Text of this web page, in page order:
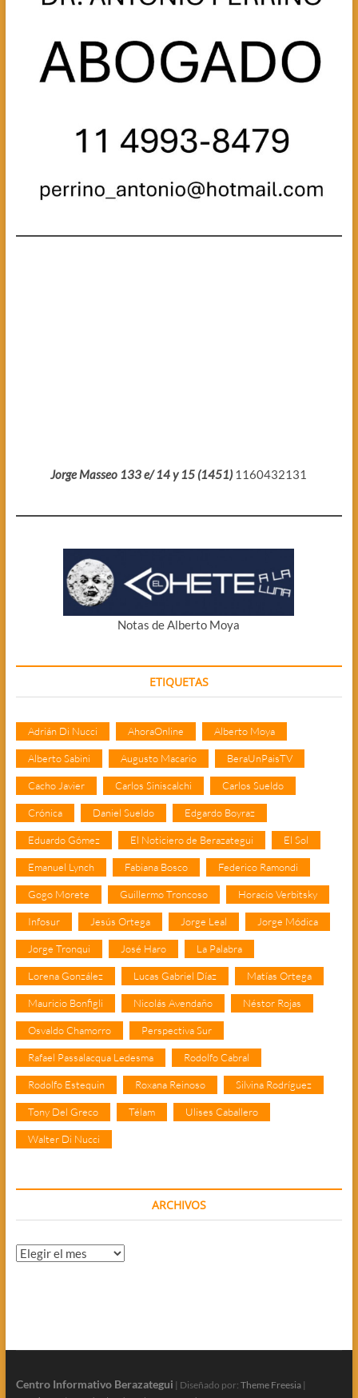
Jorge Masseo 133 e/ 14 y 15 (1451) 1160432131
Notas de Alberto Moya
ETIQUETAS
Adrián Di Nucci AhoraOnline Alberto Moya
Alberto Sabini Augusto Macario BeraUnPaisTV
Cacho Javier Carlos Siniscalchi Carlos Sueldo
Crónica Daniel Sueldo Edgardo Boyraz
Eduardo Gómez El Noticiero de Berazategui El Sol
Emanuel Lynch Fabiana Bosco Federico Ramondi
Gogo Morete Guillermo Troncoso Horacio Verbitsky
Infosur Jesús Ortega Jorge Leal Jorge Módica
Jorge Tronqui José Haro La Palabra
Lorena González Lucas Gabriel Díaz Matías Ortega
Mauricio Bonfigli Nicolás Avendaño Néstor Rojas
Osvaldo Chamorro Perspectiva Sur
Rafael Passalacqua Ledesma Rodolfo Cabral
Rodolfo Estequin Roxana Reinoso Silvina Rodríguez
Tony Del Greco Télam Ulises Caballero
Walter Di Nucci
ARCHIVOS
Archivos
Centro Informativo Berazategui | Diseñado por: Theme Freesia|